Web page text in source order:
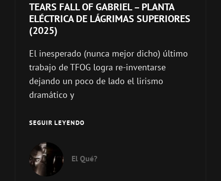
TEARS FALL OF GABRIEL – PLANTA
ELÉCTRICA DE LÁGRIMAS SUPERIORES
(2025)
El inesperado (nunca mejor dicho) último
trabajo de TFOG logra re-inventarse
dejando un poco de lado el lirismo
dramático y
SEGUIR LEYENDOTEARS
GABRIEL
–
El Qué?